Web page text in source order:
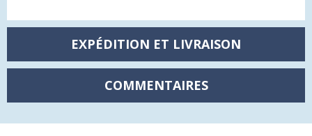
EXPÉDITION ET LIVRAISON
COMMENTAIRES